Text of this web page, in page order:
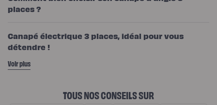
places ?
Canapé électrique 3 places, idéal pour vous
détendre !
Voir plus
TOUS NOS CONSEILS SUR